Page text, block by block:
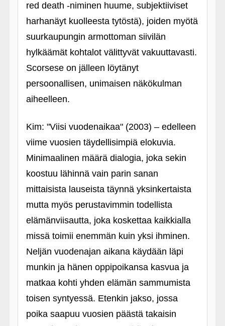
red death ‑niminen huume, subjektiiviset
harhanäyt kuolleesta tytöstä), joiden myötä
suurkaupungin armottoman siivilän
hylkäämät kohtalot välittyvät vakuuttavasti.
Scorsese on jälleen löytänyt
persoonallisen, unimaisen näkökulman
aiheelleen.
Kim: "Viisi vuodenaikaa" (2003) – edelleen
viime vuosien täydellisimpiä elokuvia.
Minimaalinen määrä dialogia, joka sekin
koostuu lähinnä vain parin sanan
mittaisista lauseista täynnä yksinkertaista
mutta myös perustavimmin todellista
elämänviisautta, joka koskettaa kaikkialla
missä toimii enemmän kuin yksi ihminen.
Neljän vuodenajan aikana käydään läpi
munkin ja hänen oppipoikansa kasvua ja
matkaa kohti yhden elämän sammumista
toisen syntyessä. Etenkin jakso, jossa
poika saapuu vuosien päästä takaisin